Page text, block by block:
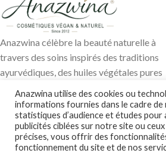
Furniture
A lacus bibendum pulvinar
Anazwina célèbre la beauté naturelle à
travers des soins inspirés des traditions
ayurvédiques, des huiles végétales pures
sélectionnés pour révéler l’éclat
authentique de votre peau et de vos
cheveux.
Contact@anazwina.fr
Anazwina utilise des cookies ou
informations fournies dans le cadre
statistiques d’audience et études
publicités ciblées sur notre site ou
précises, vous offrir des
fonctionnement du site et de nos